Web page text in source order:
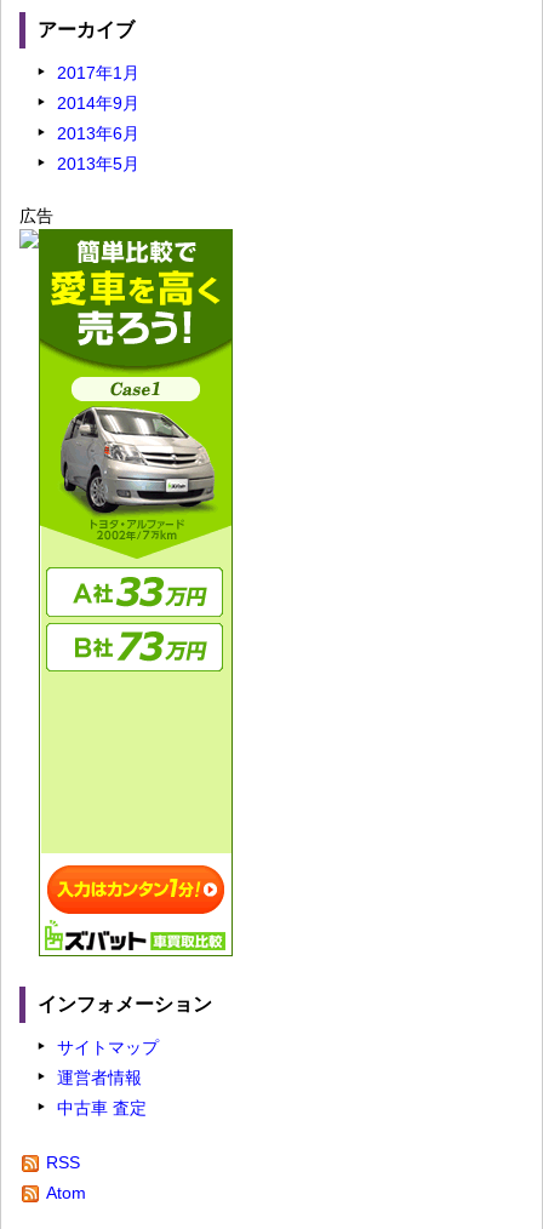
アーカイブ
2017年1月
2014年9月
2013年6月
2013年5月
広告
インフォメーション
サイトマップ
運営者情報
中古車 査定
RSS
Atom